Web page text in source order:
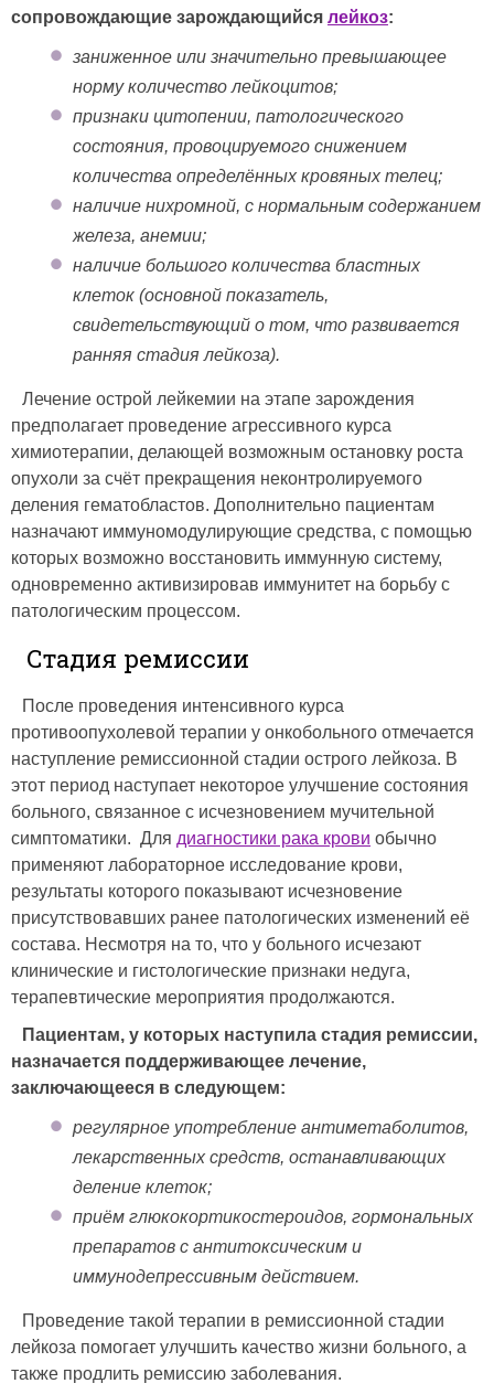
сопровождающие зарождающийся лейкоз:
заниженное или значительно превышающее
норму количество лейкоцитов;
признаки цитопении, патологического
состояния, провоцируемого снижением
количества определённых кровяных телец;
наличие нихромной, с нормальным содержанием
железа, анемии;
наличие большого количества бластных
клеток (основной показатель,
свидетельствующий о том, что развивается
ранняя стадия лейкоза).
Лечение острой лейкемии на этапе зарождения
предполагает проведение агрессивного курса
химиотерапии, делающей возможным остановку роста
опухоли за счёт прекращения неконтролируемого
деления гематобластов. Дополнительно пациентам
назначают иммуномодулирующие средства, с помощью
которых возможно восстановить иммунную систему,
одновременно активизировав иммунитет на борьбу с
патологическим процессом.
Стадия ремиссии
После проведения интенсивного курса
противоопухолевой терапии у онкобольного отмечается
наступление ремиссионной стадии острого лейкоза. В
этот период наступает некоторое улучшение состояния
больного, связанное с исчезновением мучительной
симптоматики. Для диагностики рака крови обычно
применяют лабораторное исследование крови,
результаты которого показывают исчезновение
присутствовавших ранее патологических изменений её
состава. Несмотря на то, что у больного исчезают
клинические и гистологические признаки недуга,
терапевтические мероприятия продолжаются.
Пациентам, у которых наступила стадия ремиссии,
назначается поддерживающее лечение,
заключающееся в следующем:
регулярное употребление антиметаболитов,
лекарственных средств, останавливающих
деление клеток;
приём глюкокортикостероидов, гормональных
препаратов с антитоксическим и
иммунодепрессивным действием.
Проведение такой терапии в ремиссионной стадии
лейкоза помогает улучшить качество жизни больного, а
также продлить ремиссию заболевания.